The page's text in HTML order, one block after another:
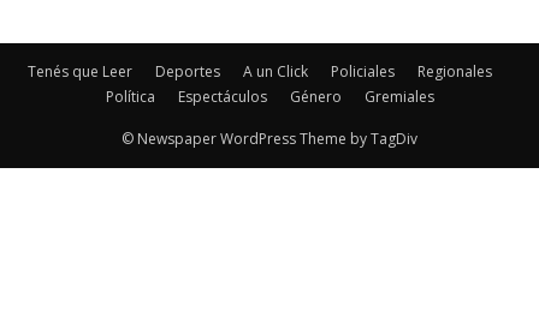
Tenés que Leer Deportes A un Click Policiales
Regionales
Política
Espectáculos Género Gremiales
© Newspaper WordPress Theme by TagDiv